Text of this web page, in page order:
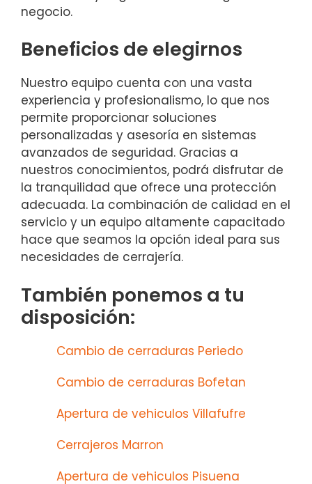
negocio.
Beneficios de elegirnos
Nuestro equipo cuenta con una vasta
experiencia y profesionalismo, lo que nos
permite proporcionar soluciones
personalizadas y asesoría en sistemas
avanzados de seguridad. Gracias a
nuestros conocimientos, podrá disfrutar de
la tranquilidad que ofrece una protección
adecuada. La combinación de calidad en el
servicio y un equipo altamente capacitado
hace que seamos la opción ideal para sus
necesidades de cerrajería.
También ponemos a tu
disposición:
Cambio de cerraduras Periedo
Cambio de cerraduras Bofetan
Apertura de vehiculos Villafufre
Cerrajeros Marron
Apertura de vehiculos Pisuena